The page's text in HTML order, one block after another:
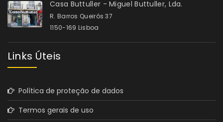
Casa Buttuller - Miguel Buttuller, Lda.
R. Barros Queirós 37
1150-169 Lisboa
Links Úteis
Política de proteção de dados
Termos gerais de uso